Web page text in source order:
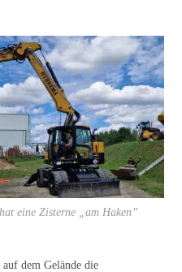
eine Zisterne „am Haken”
dem Gelände die